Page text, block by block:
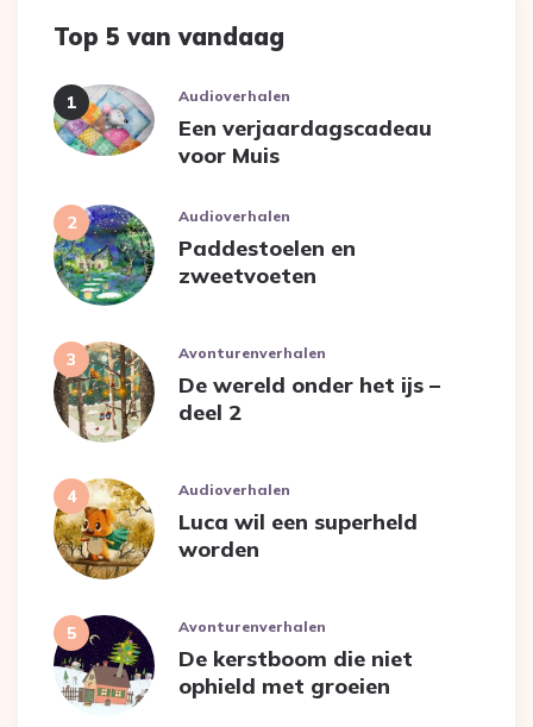
Top 5 van vandaag
Audioverhalen
Een verjaardagscadeau
voor Muis
Audioverhalen
Paddestoelen en
zweetvoeten
Avonturenverhalen
De wereld onder het ijs –
deel 2
Audioverhalen
Luca wil een superheld
worden
Avonturenverhalen
De kerstboom die niet
ophield met groeien